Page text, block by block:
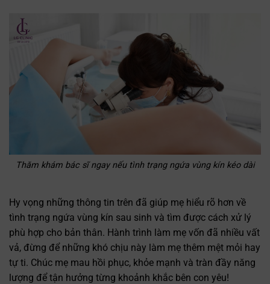
Thăm khám bác sĩ ngay nếu tình trạng ngứa vùng kín kéo dài
Hy vọng những thông tin trên đã giúp mẹ hiểu rõ hơn về
tình trạng ngứa vùng kín sau sinh và tìm được cách xử lý
phù hợp cho bản thân. Hành trình làm mẹ vốn đã nhiều vất
vả, đừng để những khó chịu này làm mẹ thêm mệt mỏi hay
tự ti. Chúc mẹ mau hồi phục, khỏe mạnh và tràn đầy năng
lượng để tận hưởng từng khoảnh khắc bên con yêu!